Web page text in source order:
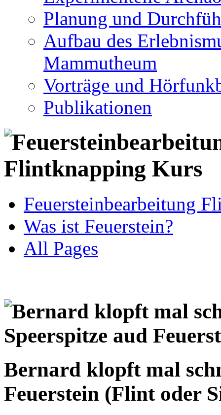
Planung und
Aufbau des
Mammutheum
Vorträge und
Publikationen
Feuersteinbearbeitung
Was ist Feuerstein?
All Pages
Bernard klopft mal
Feuerstein (Flint oder